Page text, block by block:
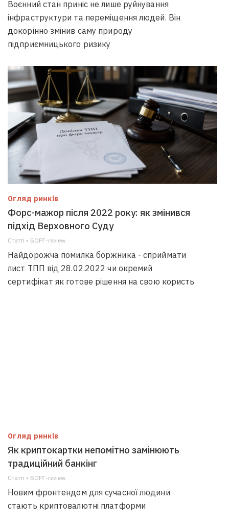
Воєнний стан приніс не лише руйнування
інфраструктури та переміщення людей. Він
докорінно змінив саму природу
підприємницького ризику
Огляд ринків
Форс-мажор після 2022 року: як змінився
підхід Верховного Суду
Статті • БОРГ-review
Найдорожча помилка боржника - сприймати
лист ТПП від 28.02.2022 чи окремий
сертифікат як готове рішення на свою користь
Огляд ринків
Як криптокартки непомітно замінюють
традиційний банкінг
Статті • БОРГ-review
Новим фронтендом для сучасної людини
стають криптовалютні платформи